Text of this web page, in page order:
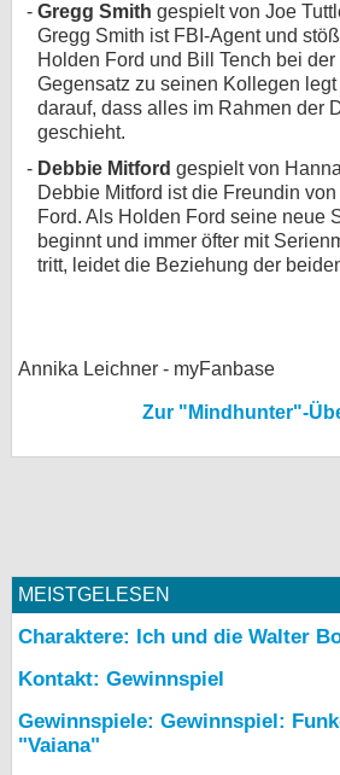
Gregg Smith gespielt von Joe
Gregg Smith ist FBI-Agent und
Holden Ford und Bill Tench bei
Gegensatz zu seinen Kollegen
darauf, dass alles im Rahmen der
geschieht.
Debbie Mitford gespielt von
Debbie Mitford ist die Freundin
Ford. Als Holden Ford seine neue
beginnt und immer öfter mit
tritt, leidet die Beziehung der
Annika Leichner - myFanbase
Zur "Mindhunter"-
MEISTGELESEN
Charaktere: Ich und die Walter
Kontakt: Gewinnspiel
Gewinnspiele: Gewinnspiel:
"Vaiana"